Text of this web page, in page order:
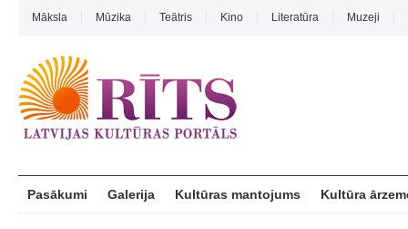
Māksla Mūzika Teātris Kino Literatūra Muzeji
Pasākumi Galerija Kultūras mantojums Kultūra